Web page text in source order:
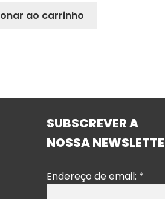
ao carrinho
SUBSCREVER A
NOSSA
Endereço de email: *